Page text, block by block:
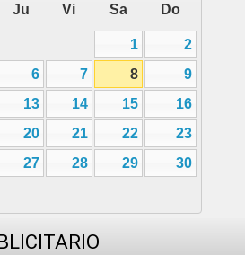
Ju Vi Sa Do
1
2
6 7 8
9
13 14 15
16
20 21 22
23
27 28 29
30